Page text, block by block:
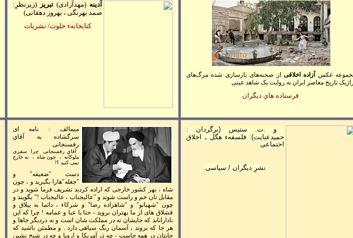
آدينه (مهدآزادی) تبريز
(زيرنظرِ:
صمد بهرنگی ، بهروز دهقانی)
کتابخانهء خلوت/ نشريات
عکس آزاده اخلاقی از صحنه‌های بازسازی شده مرگ‌های
تاریخ معاصر ایران به روایت یک شاهد عینی
فرستاده هایِ ديگران
ميمالف : نامه ای
سرگشاده به آقاي
رفسنجانی
آقاي رفسنجانی چرا
سفری
ملوکانه ، چون شاه ،
به خارج
نمی کنيد ؟!
دست "ضعيفه" و
"جغله"هارا بگيريد و ، چون
شاه ، بهر کشور خارجی که اراده کرديد تشريف فرما شويد و در
مقابل تان خم و راست شوند و"عاليجناب ، عاليجناب !" بگويند و
چون"شهبانو" و"شاهزاده رضا" و شرکاء ، دائما به ييلاق و
قشلاق های از ما بهتران برويد - حتا با عبا و عمامه ! چرا که اين
ناداراناند که جايشان نه در مملکت شان است و نه درديگر جاها و
هر جا که بروند ، آسمان رنگ سياهی دارد . و مطمئن باشيد که
جايتان در همه جاست - چه در آمريکا و اروپا و چه در شيخ نشين
و .ت. ستيس (برگردان :
حميدعنايت): فلسفهء هگل ـ اخلاق
احتماعی
نشرِ ديگران / سياسی